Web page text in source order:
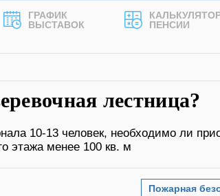
ГРАФИК
ВЫСТАВОК
ПЕНСИИ
лестница?
10-13 человек, необходимо ли
этажа менее 100 кв. м
Пожарная